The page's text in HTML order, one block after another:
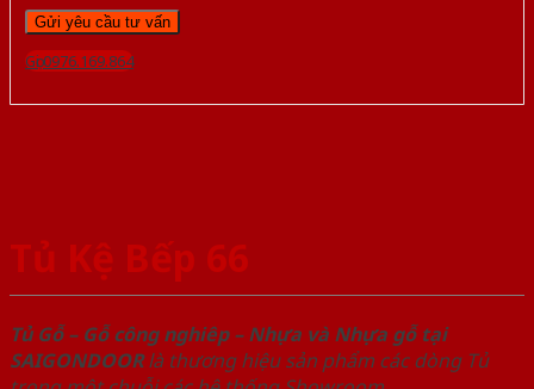
Gọi 0976.169.864
Tủ Kệ Bếp 66
Tủ Gỗ – Gỗ công nghiêp – Nhựa và Nhựa gỗ tại
SAIGONDOORlà thương hiệu sản phẩm các dòng Tủ